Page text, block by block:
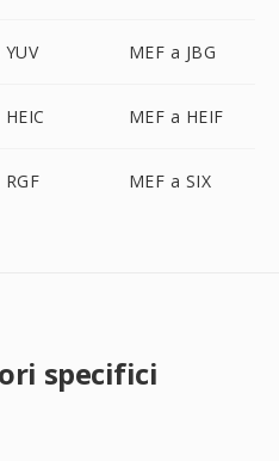
MEF a JBG
MEF a HEIF
MEF a SIX
specifici